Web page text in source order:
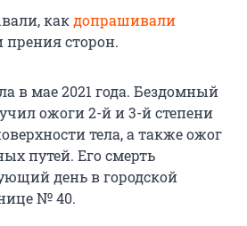
какдопрашивали
сторон.
в мае 2021 года. Бездомный
ожоги 2-й и 3-й степени
тела, а также ожог
путей. Его смерть
день в городской
№ 40.